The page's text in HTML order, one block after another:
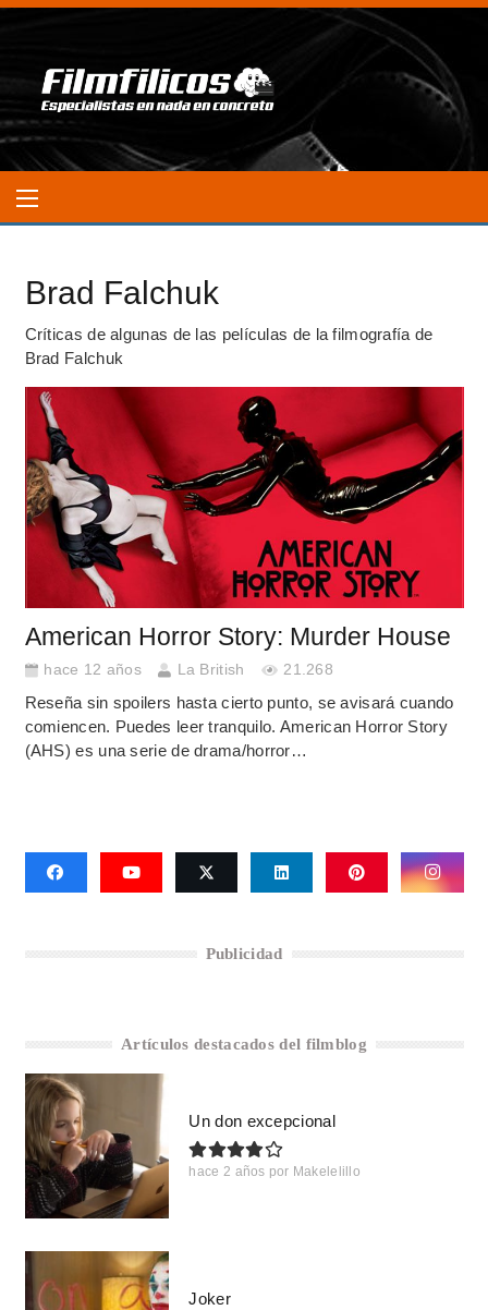
Brad Falchuk
Críticas de algunas de las películas de la filmografía de
Brad Falchuk
American Horror Story: Murder House
hace 12 años La British 21.268
Reseña sin spoilers hasta cierto punto, se avisará cuando
comiencen. Puedes leer tranquilo. American Horror Story
(AHS) es una serie de drama/horror…
Publicidad
Artículos destacados del filmblog
Un don excepcional
hace 2 años por Makelelillo
Joker